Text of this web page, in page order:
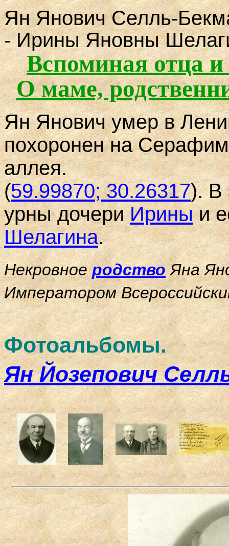
Ян Янович Селль-
- Ирины Яновны
Вспоминая отца
О маме,
Ян Янович умер в
похоронен на
аллея.
(59.99870; 30.26317). В
урны дочериИриныи
Шелагина.
НекровноеродствоЯна
Императором
Фотоальбомы.
Ян Йозепович